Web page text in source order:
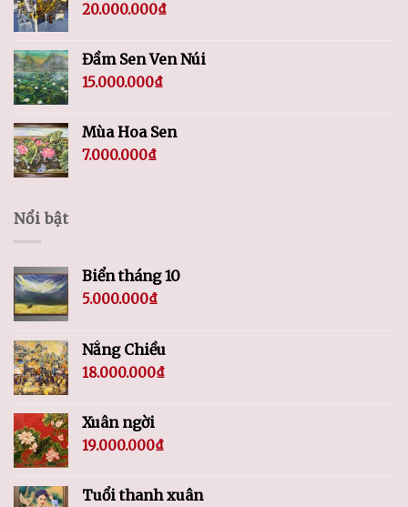
20.000.000₫
Đầm Sen Ven Núi
15.000.000₫
Mùa Hoa Sen
7.000.000₫
Nổi bật
Biển tháng 10
5.000.000₫
Nắng Chiều
18.000.000₫
Xuân ngời
19.000.000₫
Tuổi thanh xuân